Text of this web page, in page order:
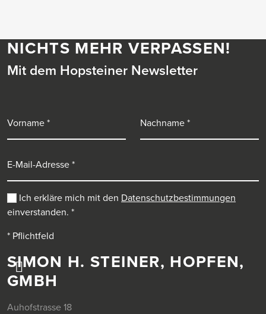
SIMON H. STEINER, HOPFEN,
GMBH
Auhofstrasse 18
NICHTS MEHR VERPASSEN!
Mit dem Hopsteiner Newsletter
Ich erkläre mich mit den Datenschutzbestimmungen
einverstanden. *
* Pflichtfeld